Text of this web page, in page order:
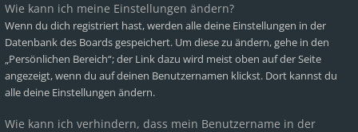
Wie kann ich meine Einstellungen ändern?
Wenn du dich registriert hast, werden alle deine Einstellungen in der
Datenbank des Boards gespeichert. Um diese zu ändern, gehe in den
„Persönlichen Bereich“; der Link dazu wird meist oben auf der Seite
angezeigt, wenn du auf deinen Benutzernamen klickst. Dort kannst du
alle deine Einstellungen ändern.
Wie kann ich verhindern, dass mein Benutzername in der